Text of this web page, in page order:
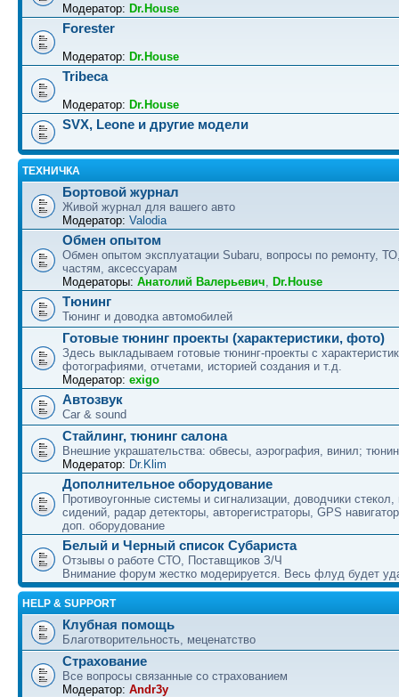
Модератор: Dr.House
Forester
Модератор: Dr.House
Tribeca
Модератор: Dr.House
SVX, Leone и другие модели
ТЕХНИЧКА
Бортовой журнал
Живой журнал для вашего авто
Модератор: Valodia
Обмен опытом
Обмен опытом эксплуатации Subaru, вопросы по ремонту,
частям, аксессуарам
Модераторы: Анатолий Валерьевич, Dr.House
Тюнинг
Тюнинг и доводка автомобилей
Готовые тюнинг проекты (характеристики, фото)
Здесь выкладываем готовые тюнинг-проекты с
фотографиями, отчетами, историей создания и т.д.
Модератор: exigo
Автозвук
Car & sound
Стайлинг, тюнинг салона
Внешние украшательства: обвесы, аэрография, винил;
Модератор: Dr.Klim
Дополнительное оборудование
Противоугонные системы и сигнализации, доводчики стекол,
сидений, радар детекторы, авторегистраторы, GPS
доп. оборудование
Белый и Черный список Субариста
Отзывы о работе СТО, Поставщиков З/Ч
Внимание форум жестко модерируется. Весь флуд будет
HELP & SUPPORT
Клубная помощь
Благотворительность, меценатство
Страхование
Все вопросы связанные со страхованием
Модератор: Andr3y